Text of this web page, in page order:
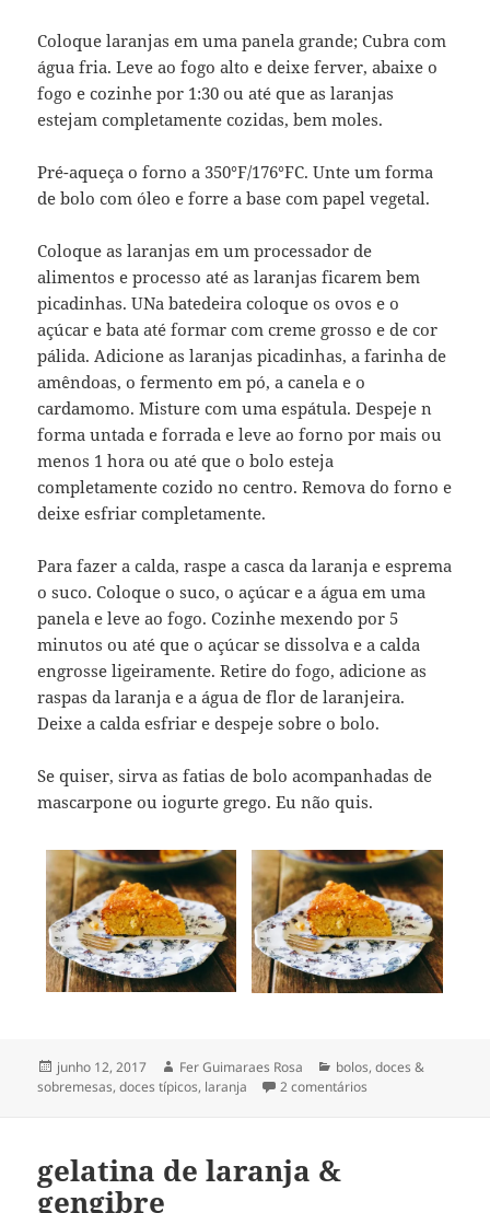
Coloque laranjas em uma panela grande; Cubra com
água fria. Leve ao fogo alto e deixe ferver, abaixe o
fogo e cozinhe por 1:30 ou até que as laranjas
estejam completamente cozidas, bem moles.
Pré-aqueça o forno a 350°F/176°FC. Unte um forma
de bolo com óleo e forre a base com papel vegetal.
Coloque as laranjas em um processador de
alimentos e processo até as laranjas ficarem bem
picadinhas. UNa batedeira coloque os ovos e o
açúcar e bata até formar com creme grosso e de cor
pálida. Adicione as laranjas picadinhas, a farinha de
amêndoas, o fermento em pó, a canela e o
cardamomo. Misture com uma espátula. Despeje n
forma untada e forrada e leve ao forno por mais ou
menos 1 hora ou até que o bolo esteja
completamente cozido no centro. Remova do forno e
deixe esfriar completamente.
Para fazer a calda, raspe a casca da laranja e esprema
o suco. Coloque o suco, o açúcar e a água em uma
panela e leve ao fogo. Cozinhe mexendo por 5
minutos ou até que o açúcar se dissolva e a calda
engrosse ligeiramente. Retire do fogo, adicione as
raspas da laranja e a água de flor de laranjeira.
Deixe a calda esfriar e despeje sobre o bolo.
Se quiser, sirva as fatias de bolo acompanhadas de
mascarpone ou iogurte grego. Eu não quis.
Publicado
em
junho 12, 2017 Autor
Fer Guimaraes Rosa Categorias
bolos,doces &
sobremesas,doces típicos, laranja 2 comentários
gelatina de laranja &
gengibre